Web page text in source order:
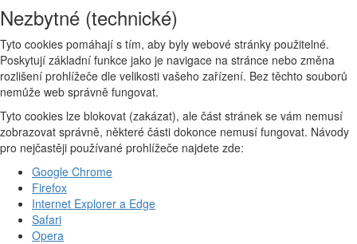
Nezbytné (technické)
Tyto cookies pomáhají s tím, aby byly webové stránky použitelné.
Poskytují základní funkce jako je navigace na stránce nebo změna
rozlišení prohlížeče dle velikosti vašeho zařízení. Bez těchto souborů
nemůže web správně fungovat.
Tyto cookies lze blokovat (zakázat), ale část stránek se vám nemusí
zobrazovat správně, některé části dokonce nemusí fungovat. Návody
pro nejčastěji používané prohlížeče najdete zde:
Google Chrome
Firefox
Internet Explorer a Edge
Safari
Opera